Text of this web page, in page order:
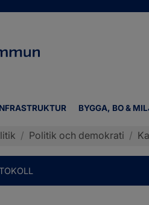
BYGGA, BO &
/ Politik och demokrati /